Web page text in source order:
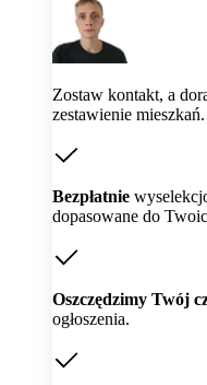
Zostaw kontakt, a
zestawienie mieszkań.
Bezpłatnie
dopasowane do
Oszczędzimy Twój
ogłoszenia.